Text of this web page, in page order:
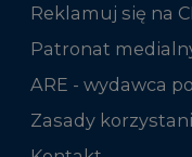
Reklamuj się na
Patronat
ARE - wydawca
Zasady